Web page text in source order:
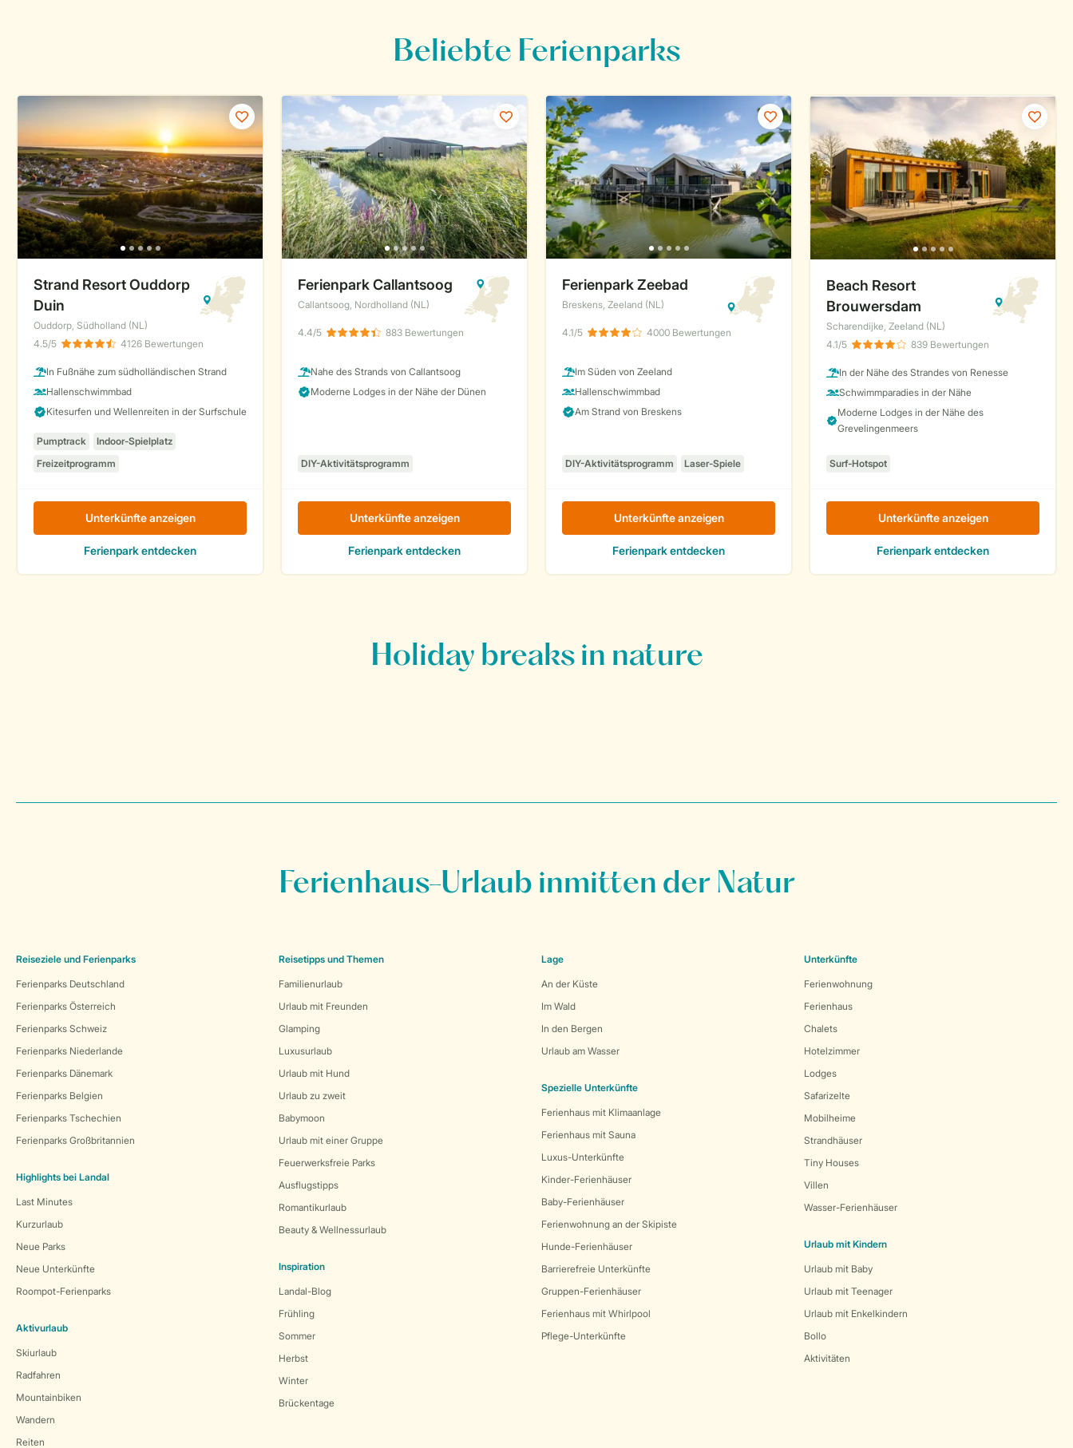
Ferienhaus-Urlaub inmitten der Natur
Reiseziele und Ferienparks
Ferienparks Deutschland
Ferienparks Österreich
Ferienparks Schweiz
Ferienparks Niederlande
Ferienparks Dänemark
Ferienparks Belgien
Ferienparks Tschechien
Ferienparks Großbritannien
Highlights bei Landal
Last Minutes
Kurzurlaub
Neue Parks
Neue Unterkünfte
Roompot-Ferienparks
Aktivurlaub
Skiurlaub
Radfahren
Mountainbiken
Wandern
Reiten
Reisetipps und Themen
Familienurlaub
Urlaub mit Freunden
Glamping
Luxusurlaub
Urlaub mit Hund
Urlaub zu zweit
Babymoon
Urlaub mit einer Gruppe
Feuerwerksfreie Parks
Ausflugstipps
Romantikurlaub
Beauty & Wellnessurlaub
Inspiration
Landal-Blog
Frühling
Sommer
Herbst
Winter
Brückentage
Lage
An der Küste
Im Wald
In den Bergen
Urlaub am Wasser
Spezielle Unterkünfte
Ferienhaus mit Klimaanlage
Ferienhaus mit Sauna
Luxus-Unterkünfte
Kinder-Ferienhäuser
Baby-Ferienhäuser
Ferienwohnung an der Skipiste
Hunde-Ferienhäuser
Barrierefreie Unterkünfte
Gruppen-Ferienhäuser
Ferienhaus mit Whirlpool
Pflege-Unterkünfte
Unterkünfte
Ferienwohnung
Ferienhaus
Chalets
Hotelzimmer
Lodges
Safarizelte
Mobilheime
Strandhäuser
Tiny Houses
Villen
Wasser-Ferienhäuser
Urlaub mit Kindern
Urlaub mit Baby
Urlaub mit Teenager
Urlaub mit Enkelkindern
Bollo
Aktivitäten